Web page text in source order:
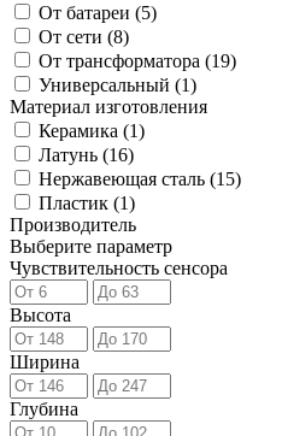
От батареи (5)
От сети (8)
От трансформатора (19)
Универсальный (1)
Материал изготовления
Керамика (1)
Латунь (16)
Нержавеющая сталь (15)
Пластик (1)
Производитель
Выберите параметр
Чувствительность сенсора
Высота
Ширина
Глубина